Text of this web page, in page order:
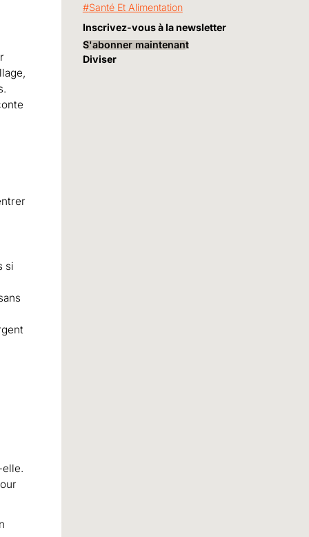
si
elle.
Santé Et Alimentation
Inscrivez-vous à la newsletter
S'abonner maintenant
Diviser